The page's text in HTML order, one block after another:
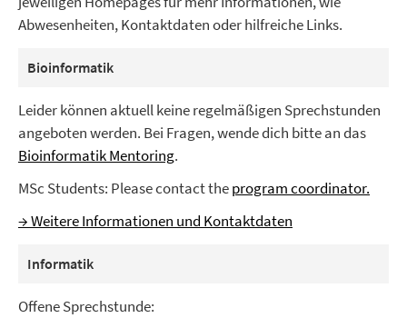
Abwesenheiten, Kontaktdaten oder hilfreiche Links.
Bioinformatik
Leider können aktuell keine regelmäßigen Sprechstunden
angeboten werden. Bei Fragen, wende dich bitte an das
Bioinformatik Mentoring.
MSc Students: Please contact theprogram coordinator.
→ Weitere Informationen und Kontaktdaten
Informatik
Offene Sprechstunde: